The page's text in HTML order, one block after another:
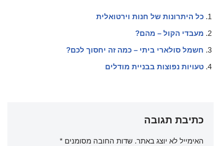
כל היתרונות של חנות וירטואלית
מעבדי הקול – מהם?
חשמל סולארי ביתי – כמה זה יחסוך לכם?
טעויות נפוצות בבניית מודלים
כתיבת תגובה
האימייל לא יוצג באתר. שדות החובה מסומנים *